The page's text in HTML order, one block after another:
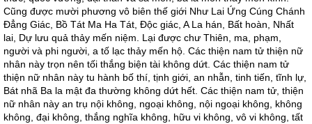
Cũng được mười phương vô biên thế giới Như Lai Ứng Cúng Chánh
Đẳng Giác, Bồ Tát Ma Ha Tát, Độc giác, A La hán, Bất hoàn, Nhất
lai, Dự lưu quả thảy mến niệm. Lại được chư Thiên, ma, phạm,
người và phi người, a tố lạc thảy mến hộ. Các thiện nam tử thiện nữ
nhân này trọn nên tối thắng biện tài không dứt. Các thiện nam tử
thiện nữ nhân này tu hành bố thí, tịnh giới, an nhẫn, tinh tiến, tĩnh lự,
Bát nhã Ba la mật đa thường không dứt hết. Các thiện nam tử, thiện
nữ nhân này an trụ nội không, ngoại không, nội ngoại không, không
không, đại không, thắng nghĩa không, hữu vi không, vô vi không, tất